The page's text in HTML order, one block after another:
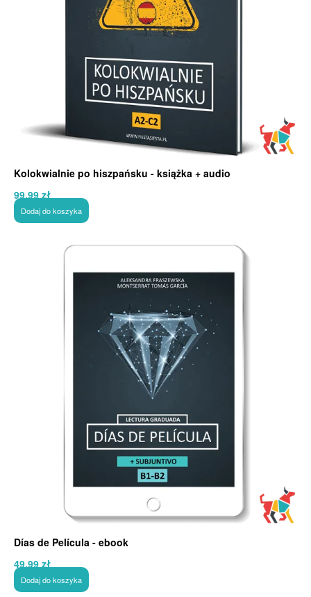
Kolokwialnie po hiszpańsku - książka + audio
99,99 zł
Dodaj do koszyka
Días de Película - ebook
49,99 zł
Dodaj do koszyka